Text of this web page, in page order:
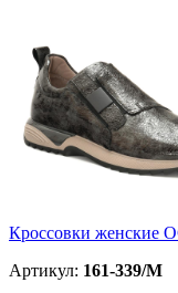
Кроссовки
Артикул: 161-339/M